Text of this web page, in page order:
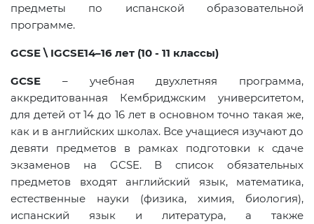
предметы по испанской образовательной
программе.
GCSE \ IGCSE14–16 лет (10 - 11 классы)
GCSE – учебная двухлетняя программа,
аккредитованная Кембриджским университетом,
для детей от 14 до 16 лет в основном точно такая же,
как и в английских школах. Все учащиеся изучают до
девяти предметов в рамках подготовки к сдаче
экзаменов на GCSE. В список обязательных
предметов входят английский язык, математика,
естественные науки (физика, химия, биология),
испанский язык и литература, а также